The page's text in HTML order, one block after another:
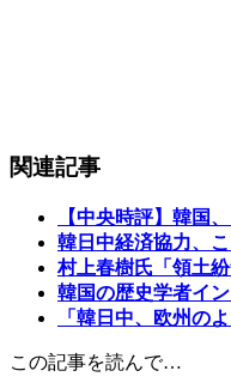
関連記事
【中央時評】韓国
韓日中経済協力、
村上春樹氏「領土
韓国の歴史学者イ
「韓日中、欧州の
この記事を読んで…